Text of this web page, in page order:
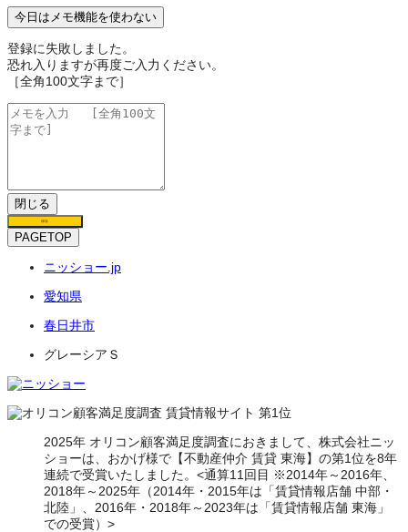
今日はメモ機能を使わない
登録に失敗しました。
恐れ入りますが再度ご入力ください。
［全角100文字まで］
閉じる
保存
PAGETOP
ニッショー.jp
愛知県
春日井市
グレーシアＳ
2025年 オリコン顧客満足度調査におきまして、株式会社ニッ
ショーは、おかげ様で【不動産仲介 賃貸 東海】の第1位を8年
連続で受賞いたしました。<通算11回目 ※2014年～2016年、
2018年～2025年（2014年・2015年は「賃貸情報店舗 中部・
北陸」、2016年・2018年～2023年は「賃貸情報店舗 東海」
での受賞）>